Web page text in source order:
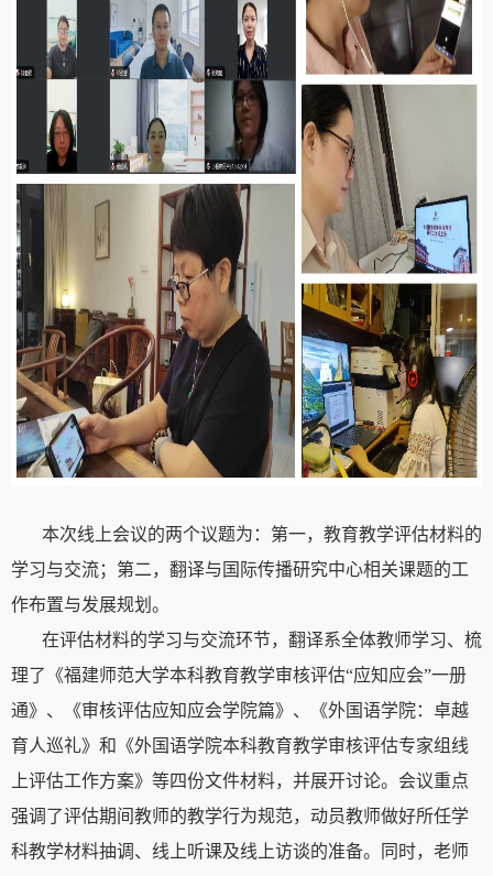
本次线上会议的两个议题为：第一，教育教学评估材料的
学习与交流；第二，翻译与国际传播研究中心相关课题的工
作布置与发展规划。
在评估材料的学习与交流环节，翻译系全体教师学习、梳
理了《福建师范大学本科教育教学审核评估“应知应会”一册
通》、《审核评估应知应会学院篇》、《外国语学院：卓越
育人巡礼》和《外国语学院本科教育教学审核评估专家组线
上评估工作方案》等四份文件材料，并展开讨论。会议重点
强调了评估期间教师的教学行为规范，动员教师做好所任学
科教学材料抽调、线上听课及线上访谈的准备。同时，老师